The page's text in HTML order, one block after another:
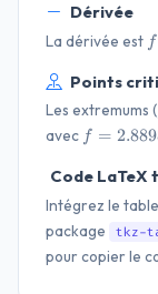
Dérivée
La dérivée est f
Points
Les extremums (
avec f =
Code LaTeX
Intégrez le
package
tkz-
pour copier le